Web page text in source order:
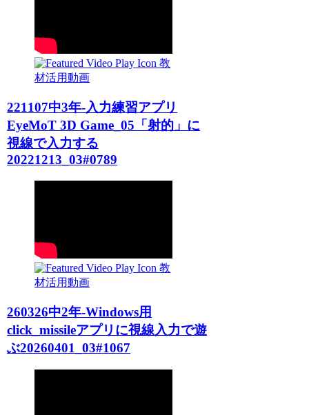
教
材活用動画
221107中3年-入力練習アプリ
EyeMoT 3D Game_05「射的」に
視線で入力する
20221213_03#0789
教
材活用動画
260326中2年-Windows用
click_missileアプリに視線入力で遊
ぶ20260401_03#1067